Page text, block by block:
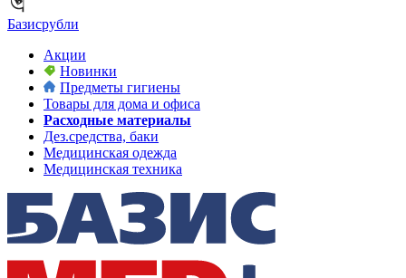
Базисрубли
Акции
Новинки
Предметы гигиены
Товары для дома и офиса
Расходные материалы
Дез.средства, баки
Медицинская одежда
Медицинская техника